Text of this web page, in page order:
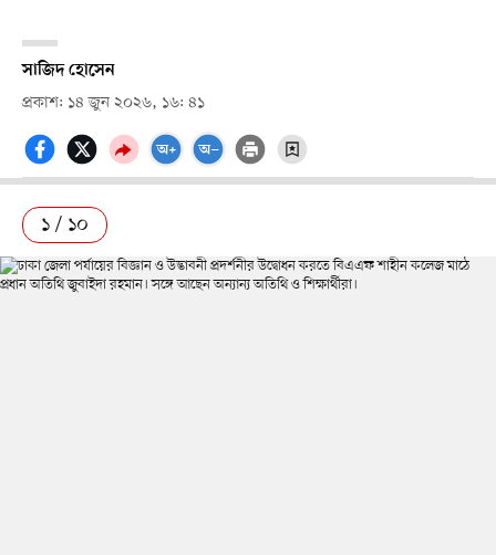
সাজিদ হোসেন
প্রকাশ: ১৪ জুন ২০২৬, ১৬: ৪১
১ / ১০